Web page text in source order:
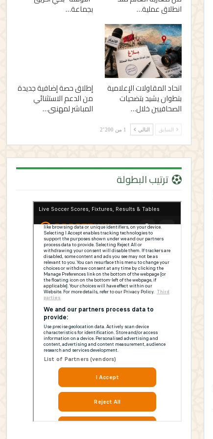
انطلاق عملية… بجماعة…
اتحاد المقاولات الإعلامية
بتطوان يشيد بتضحيات
الصحافيين خلال…
إطلاق حصة إضافية جديدة
من الدعم الاستثنائي
المباشر لمهنيي…
السابق التالي 1 من 2٬200
ترتيب البطولة